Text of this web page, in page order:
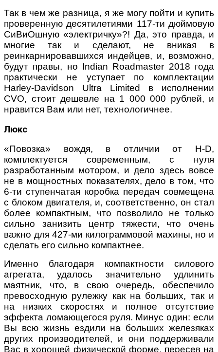
Так в чем же разница, я же могу пойти и купить
проверенную десятилетиями 117-ти дюймовую
СиВиОшную «электричку»?! Да, это правда, и
многие так и сделают, не вникая в
реинкарнировавшихся индейцев, и, возможно,
будут правы, но Indian Roadmaster 2018 года
практически не уступает по комплектации
Harley-Davidson Ultra Limited в исполнении
CVO, стоит дешевле на 1 000 000 рублей, и
нравится Вам или нет, технологичнее.
Люкс
«Повозка» вождя, в отличии от H-D,
комплектуется современным, с нуля
разработанным мотором, и дело здесь вовсе
не в мощностных показателях, дело в том, что
6-ти ступенчатая коробка передач совмещена
с блоком двигателя, и, соответственно, он стал
более компактным, что позволило не только
сильно занизить центр тяжести, что очень
важно для 427-ми килограммовой махины, но и
сделать его сильно компактнее.
Именно благодаря компактности силового
агрегата, удалось значительно удлинить
маятник, что, в свою очередь, обеспечило
превосходную рулежку как на больших, так и
на низких скоростях и полное отсутствие
эффекта ломающегося руля. Минус один: если
Вы всю жизнь ездили на больших железяках
других производителей, и они поддерживали
Вас в хорошей физической форме, пересев на